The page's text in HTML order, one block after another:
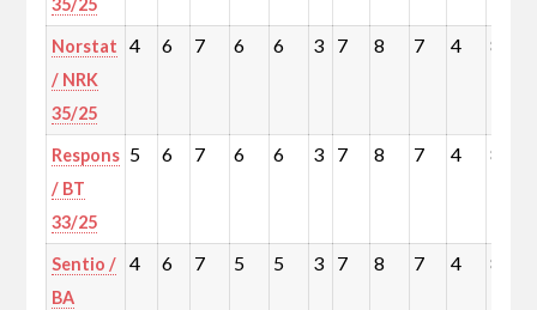
35/25
Norstat
/ NRK
35/25
4 6 7 6 6 3 7 8 7 4 8
Respons
/ BT
33/25
5 6 7 6 6 3 7 8 7 4 8
Sentio /
BA
4 6 7 5 5 3 7 8 7 4 8